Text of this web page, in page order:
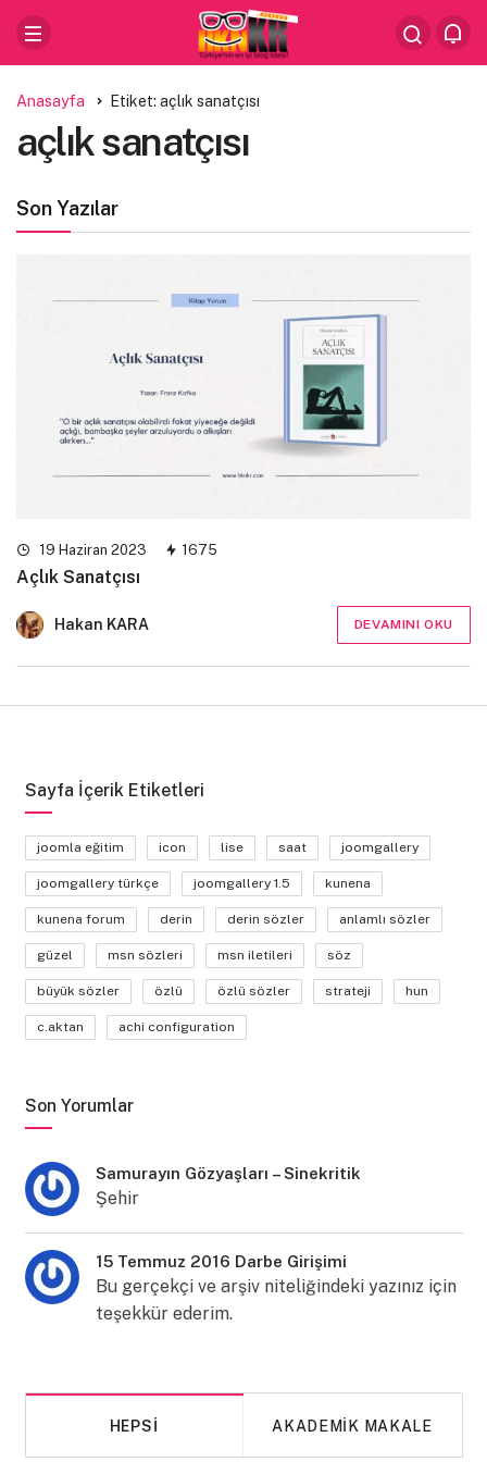
Anasayfa Etiket: açlık sanatçısı
açlık sanatçısı
Son Yazılar
19 Haziran 2023 1675
Açlık Sanatçısı
Hakan KARA DEVAMINI OKU
Sayfa İçerik Etiketleri
joomla eğitim icon lise saat joomgallery
joomgallery türkçe joomgallery 1.5 kunena
kunena forum derin derin sözler anlamlı sözler
güzel msn sözleri msn iletileri söz
büyük sözler özlü özlü sözler strateji hun
c.aktan achi configuration
Son Yorumlar
Samurayın Gözyaşları – Sinekritik
Şehir
15 Temmuz 2016 Darbe Girişimi
Bu gerçekçi ve arşiv niteliğindeki yazınız için
teşekkür ederim.
HEPSI AKADEMIK MAKALE